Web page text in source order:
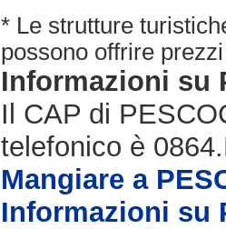
* Le strutture
possono offrire
Informazioni su
Il CAP di
telefonico è
Mangiare a
Informazioni su